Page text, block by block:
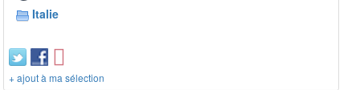
Italie
+ ajout à ma sélection